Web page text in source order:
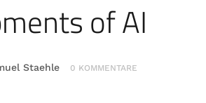
of AI
Staehle 0 KOMMENTARE